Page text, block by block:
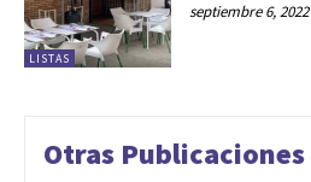
LISTAS
septiembre 6, 2022
Otras Publicaciones